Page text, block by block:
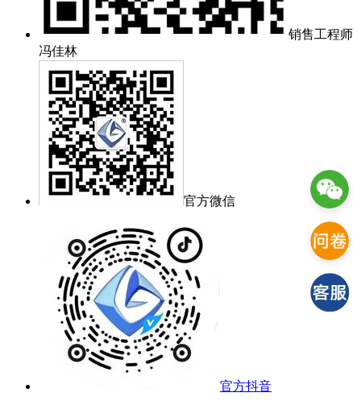
销售工程师
冯佳林
官方微信
官方抖音